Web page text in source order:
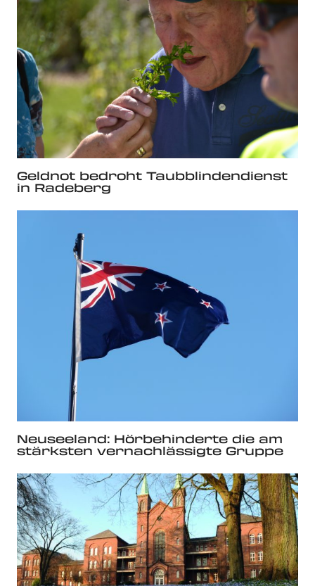
Geldnot bedroht Taubblindendienst
in Radeberg
Neuseeland: Hörbehinderte die am
stärksten vernachlässigte Gruppe